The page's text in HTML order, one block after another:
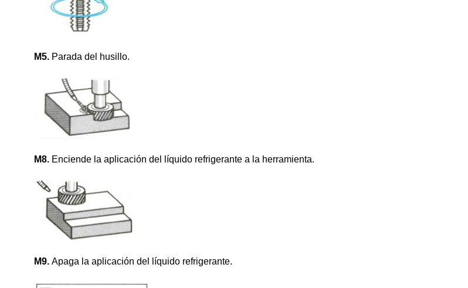
M5. Parada del husillo.
M8. Enciende la aplicación del líquido refrigerante a la herramienta.
M9. Apaga la aplicación del líquido refrigerante.